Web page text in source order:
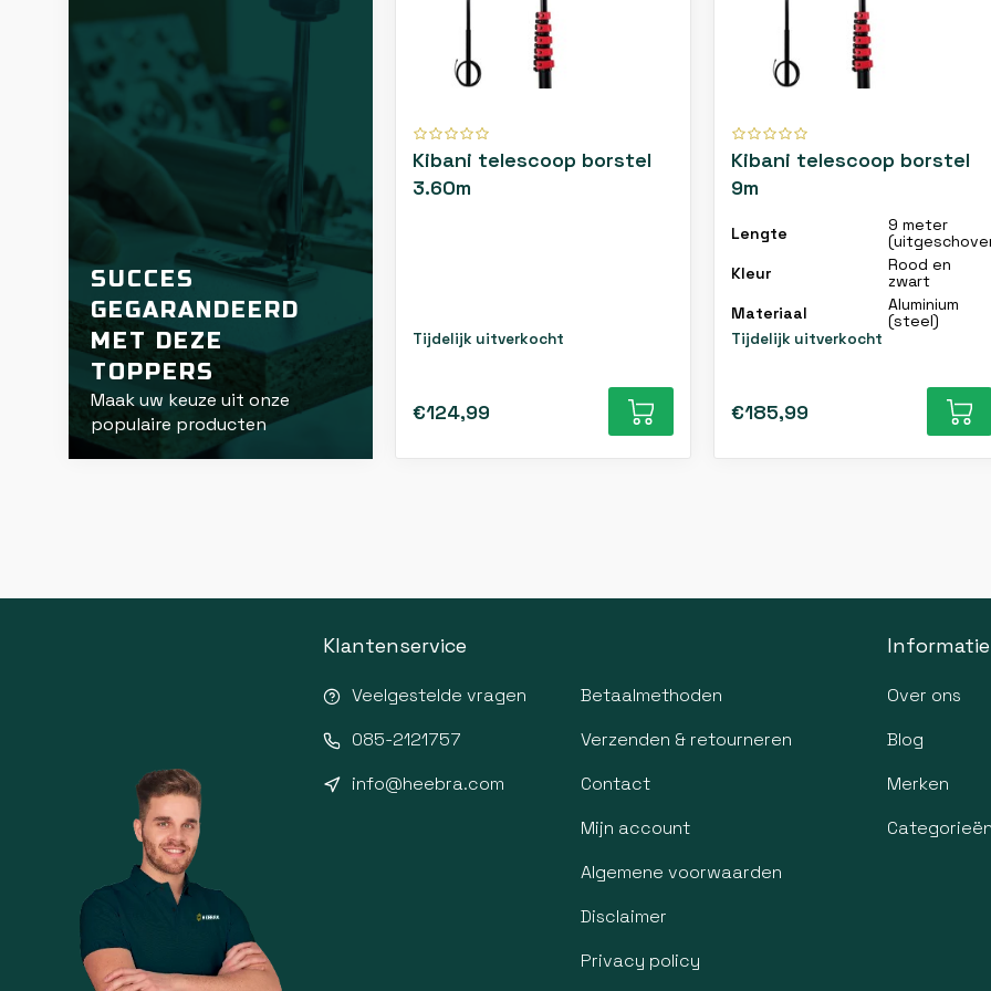
SUCCES
GEGARANDEERD
MET DEZE
TOPPERS
Maak uw keuze uit onze
populaire producten
Kibani telescoop borstel
3.60m
Tijdelijk uitverkocht
€124,99
Kibani telescoop borstel
9m
Lengte
9 meter
Kleur
Rood en
zwart
Materiaal
Aluminium
(steel)
Tijdelijk uitverkocht
€185,99
Klantenservice
Veelgestelde vragen
085-2121757
info@heebra.com
Betaalmethoden
Verzenden & retourneren
Contact
Mijn account
Algemene voorwaarden
Disclaimer
Privacy policy
Informatie
Over ons
Blog
Merken